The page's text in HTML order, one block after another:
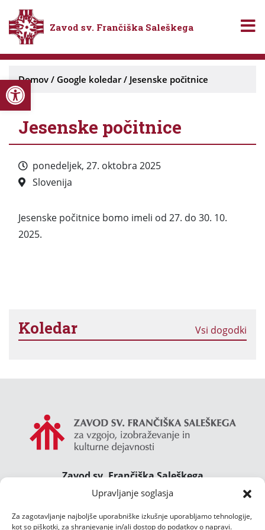
Open toolbar
Upravljanje soglasja
Za zagotavljanje najboljše uporabniške izkušnje uporabljamo tehnologije,
kot so piškotki, za shranjevanje in/ali dostop do podatkov o napravi.
Zavod sv. Frančiška Saleškega
Domov / Google koledar/ Jesenske počitnice
Jesenske počitnice
ponedeljek, 27. oktobra 2025
Slovenija
Jesenske počitnice bomo imeli od 27. do 30. 10.
2025.
Koledar Vsi dogodki
Zavod sv. Frančiška Saleškega
Gimnazija Želimlje ° Dom Janeza Boska ° Majcnov
Želimlje 46, 1291 Škofljica